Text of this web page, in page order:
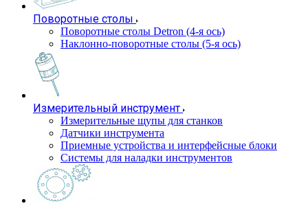
Поворотные столы
Поворотные столы Detron (4-я ось)
Наклонно-поворотные столы (5-я ось)
Измерительный инструмент
Измерительные щупы для станков
Датчики инструмента
Приемные устройства и интерфейсные блоки
Системы для наладки инструментов